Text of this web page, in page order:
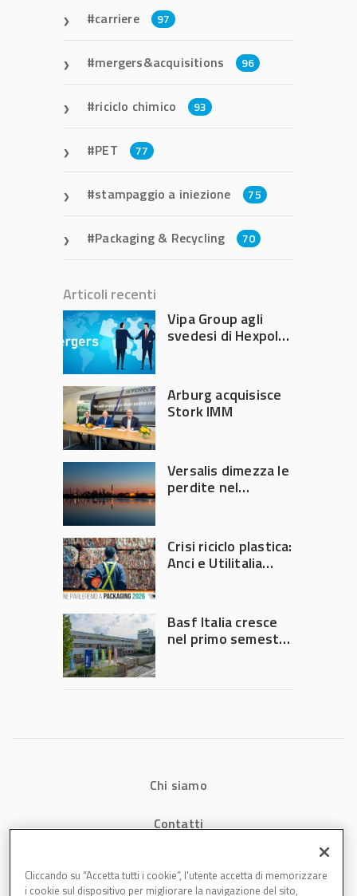
carriere 97
mergers&acquisitions 96
riciclo chimico 93
PET 77
stampaggio a iniezione 75
Packaging & Recycling 70
Articoli recenti
Vipa Group agli
svedesi di Hexpol
Arburg acquisisce
Stork IMM
Versalis dimezza le
perdite nel
Crisi riciclo plastica:
Anci e Utilitalia
Governo
Basf Italia cresce
nel primo semestre
Chi siamo
Contatti
Cliccando su “Accetta tutti i cookie”, l'utente accetta di memorizzare
i cookie sul dispositivo per migliorare la navigazione del sito,